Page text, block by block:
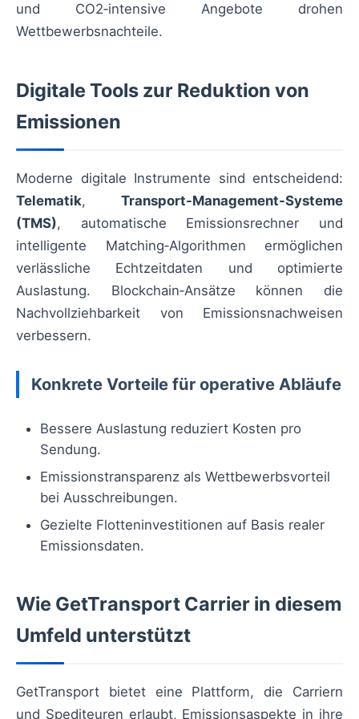
und CO2‑intensive Angebote drohen
Wettbewerbsnachteile.
Digitale Tools zur Reduktion von
Emissionen
Moderne digitale Instrumente sind entscheidend:
Telematik, Transport-Management-Systeme
(TMS), automatische Emissionsrechner und
intelligente Matching‑Algorithmen ermöglichen
verlässliche Echtzeitdaten und optimierte
Auslastung. Blockchain‑Ansätze können die
Nachvollziehbarkeit von Emissionsnachweisen
verbessern.
Konkrete Vorteile für operative Abläufe
Bessere Auslastung reduziert Kosten pro
Sendung.
Emissionstransparenz als Wettbewerbsvorteil
bei Ausschreibungen.
Gezielte Flotteninvestitionen auf Basis realer
Emissionsdaten.
Wie GetTransport Carrier in diesem
Umfeld unterstützt
GetTransport bietet eine Plattform, die Carriern
und Spediteuren erlaubt, Emissionsaspekte in ihre